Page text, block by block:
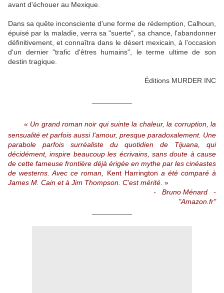
avant d'échouer au Mexique.
Dans sa quête inconsciente d'une forme de rédemption, Calhoun,
épuisé par la maladie, verra sa "suerte", sa chance, l'abandonner
définitivement, et connaîtra dans le désert mexicain, à l'occasion
d'un dernier "trafic d'êtres humains", le terme ultime de son
destin tragique.
Éditions MURDER INC
« Un grand roman noir qui suinte la chaleur, la corruption, la
sensualité et parfois aussi l'amour, presque paradoxalement. Une
parabole parfois surréaliste du quotidien de Tijuana, qui
décidément, inspire beaucoup les écrivains, sans doute à cause
de cette fameuse frontière déjà érigée en mythe par les cinéastes
de westerns. Avec ce roman, Kent Harrington a été comparé à
James M. Cain et à Jim Thompson. C'est mérité . »
- Bruno Ménard -
"Amazon.fr"